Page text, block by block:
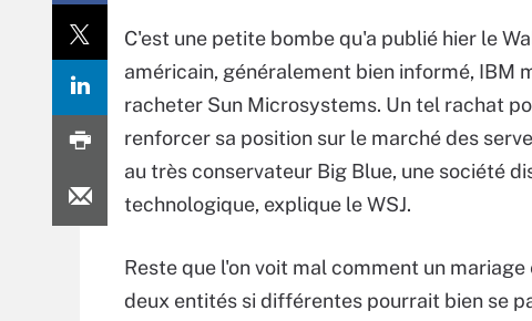
C'est une petite bombe qu'a publié hier le
américain, généralement bien informé, IBM
racheter Sun Microsystems. Un tel rachat
renforcer sa position sur le marché des
au très conservateur Big Blue, une société
technologique, explique le WSJ.
Reste que l'on voit mal comment un mariage
deux entités si différentes pourrait bien se